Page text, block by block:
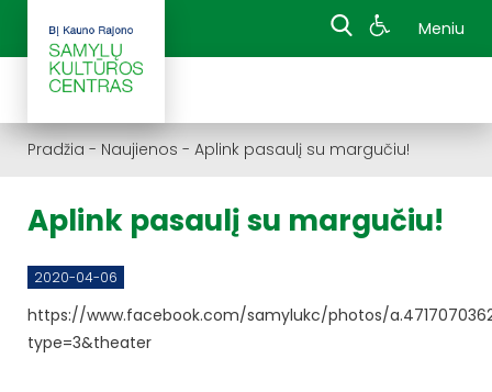
Meniu
Pradžia - Naujienos - Aplink pasaulį su margučiu!
Aplink pasaulį su margučiu!
2020-04-06
https://www.facebook.com/samylukc/photos/
type=3&theater